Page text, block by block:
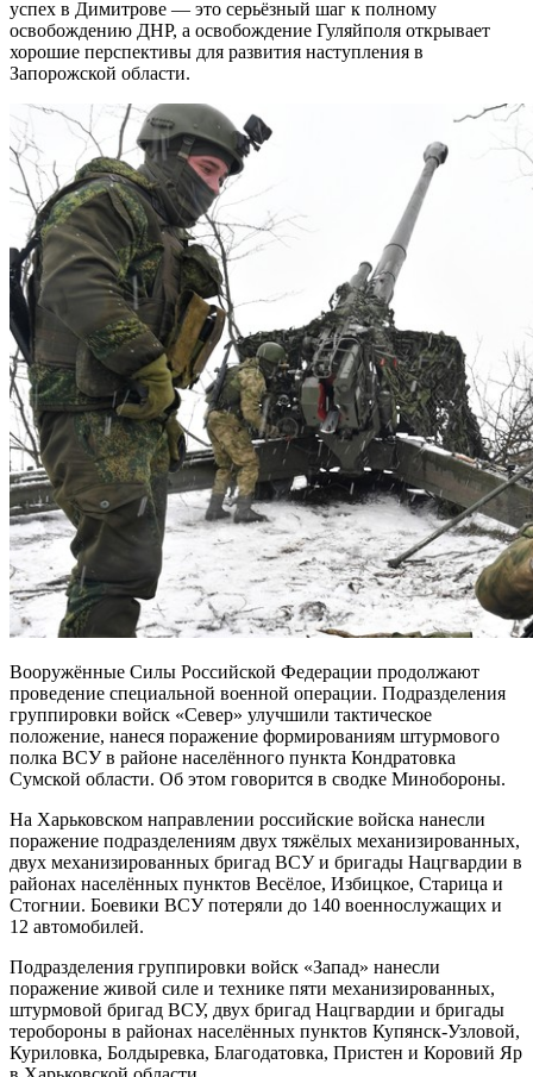
успех в Димитрове — это серьёзный шаг к полному
освобождению ДНР, а освобождение Гуляйполя открывает
хорошие перспективы для развития наступления в
Запорожской области.
Вооружённые Силы Российской Федерации продолжают
проведение специальной военной операции. Подразделения
группировки войск «Север» улучшили тактическое
положение, нанеся поражение формированиям штурмового
полка ВСУ в районе населённого пункта Кондратовка
Сумской области. Об этом говорится в сводке Минобороны.
На Харьковском направлении российские войска нанесли
поражение подразделениям двух тяжёлых механизированных,
двух механизированных бригад ВСУ и бригады Нацгвардии в
районах населённых пунктов Весёлое, Избицкое, Старица и
Стогнии. Боевики ВСУ потеряли до 140 военнослужащих и
12 автомобилей.
Подразделения группировки войск «Запад» нанесли
поражение живой силе и технике пяти механизированных,
штурмовой бригад ВСУ, двух бригад Нацгвардии и бригады
теробороны в районах населённых пунктов Купянск-Узловой,
Куриловка, Болдыревка, Благодатовка, Пристен и Коровий Яр